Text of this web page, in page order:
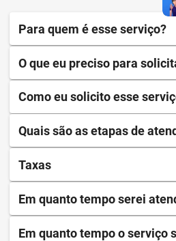
Para quem é esse serviço?
O que eu preciso para
Como eu solicito esse
Quais são as etapas de
Taxas
Em quanto tempo serei
Em quanto tempo o serviço